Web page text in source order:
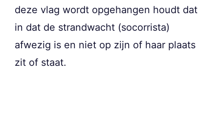
deze vlag wordt opgehangen houdt dat
in dat de strandwacht (socorrista)
afwezig is en niet op zijn of haar plaats
zit of staat.